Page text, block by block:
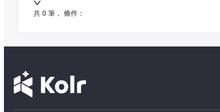
共 0 筆 ， 條件：